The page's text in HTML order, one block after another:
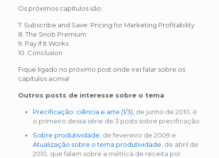
Os próximos capítulos são:
7. Subscribe and Save: Pricing for Marketing Profitability
8. The Snob Premium
9. Pay If It Works
10. Conclusion
Fique ligado no próximo post onde irei falar sobre os
capítulos acima!
Outros posts de interesse sobre o tema
Precificação: ciência e arte (1/3) , de junho de 2010, é
o primeiro dessa série de 3 posts sobre precificação.
Sobre produtividade , de fevereiro de 2009 e
Atualização sobre o tema produtividade , de abril de
2010, que falam sobre a métrica de receita por